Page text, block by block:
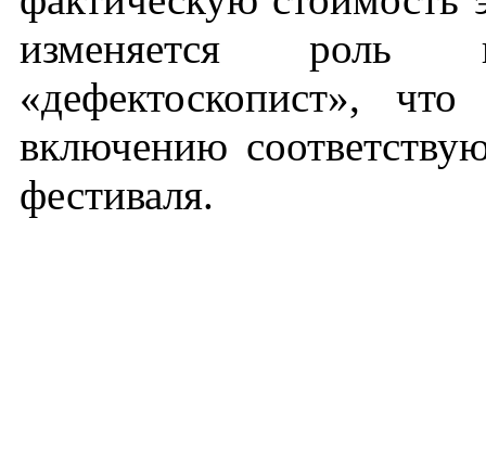
изменяется роль
«дефектоскопист»,
включению
фестиваля.